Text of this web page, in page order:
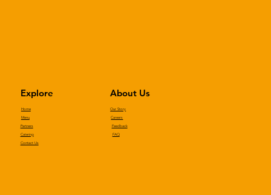
Explore
Home
Menu
Partners
Catering
Contact Us
About Us
Our Story
Careers
Feedback
FAQ